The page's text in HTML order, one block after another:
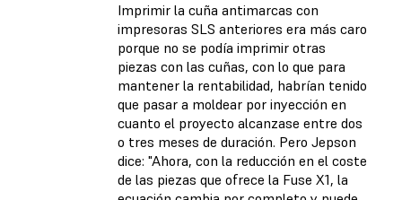
Imprimir la cuña antimarcas con
impresoras SLS anteriores era más caro
porque no se podía imprimir otras
piezas con las cuñas, con lo que para
mantener la rentabilidad, habrían tenido
que pasar a moldear por inyección en
cuanto el proyecto alcanzase entre dos
o tres meses de duración. Pero Jepson
dice: "Ahora, con la reducción en el coste
de las piezas que ofrece la Fuse X1, la